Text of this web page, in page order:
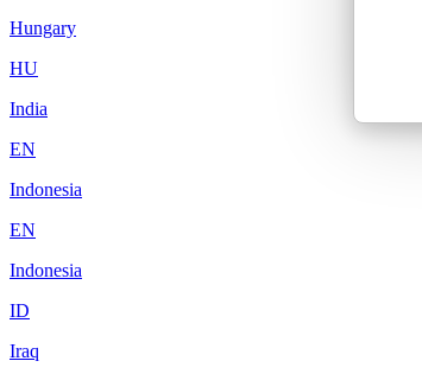
Hungary
HU
India
EN
Indonesia
EN
Indonesia
ID
Iraq